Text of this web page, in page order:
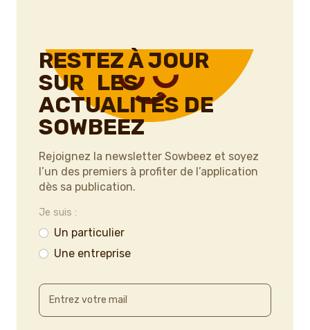
RESTEZ À JOUR
SUR LES
ACTUALITÉS DE
SOWBEEZ
Rejoignez la newsletter Sowbeez et soyez
l’un des premiers à profiter de l’application
dès sa publication.
Je suis :
Un particulier
Une entreprise